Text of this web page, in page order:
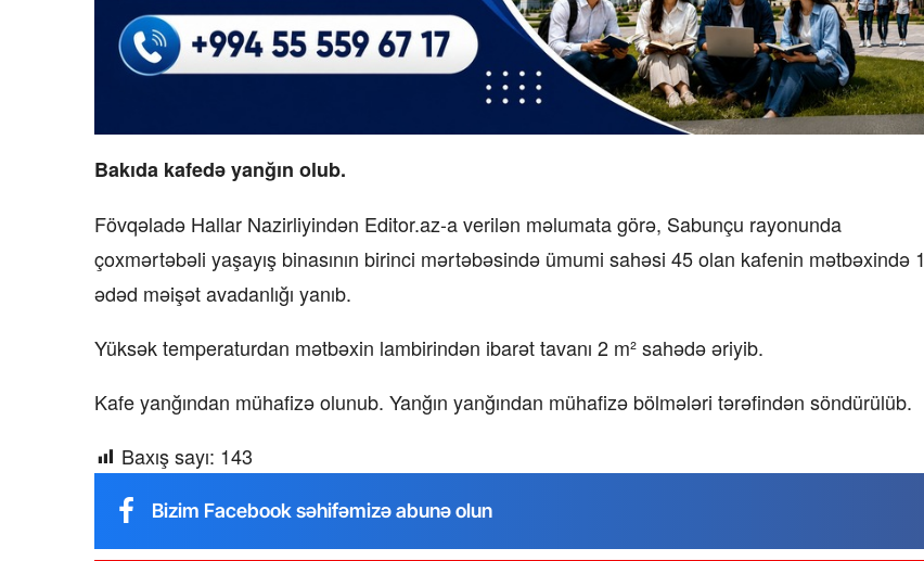
Bakıda kafedə yanğın olub.
Fövqəladə Hallar Nazirliyindən Editor.az-a verilən məlumata görə, Sabunçu rayonunda
çoxmərtəbəli yaşayış binasının birinci mərtəbəsində ümumi sahəsi 45 olan kafenin mətbəxində 1
ədəd məişət avadanlığı yanıb.
Yüksək temperaturdan mətbəxin lambirindən ibarət tavanı 2 m² sahədə əriyib.
Kafe yanğından mühafizə olunub. Yanğın yanğından mühafizə bölmələri tərəfindən söndürülüb.
Baxış sayı: 143
Bizim Facebook səhifəmizə abunə olun